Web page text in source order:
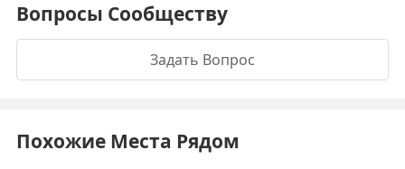
Вопросы Сообществу
Задать Вопрос
Похожие Места Рядом